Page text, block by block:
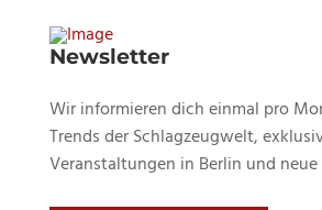
Newsletter
Wir informieren dich einmal pro
Trends der Schlagzeugwelt,
Veranstaltungen in Berlin und neue